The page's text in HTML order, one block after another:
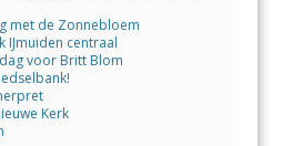
met de Zonnebloem
IJmuiden centraal
voor Britt Blom
Kerk